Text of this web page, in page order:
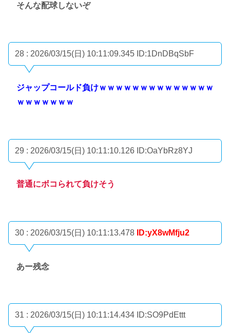
そんな配球しないぞ
28 : 2026/03/15(日) 10:11:09.345 ID:1DnDBqSbF
ジャップコールド負けｗｗｗｗｗｗｗｗｗｗｗｗｗｗ
ｗｗｗｗｗｗｗ
29 : 2026/03/15(日) 10:11:10.126 ID:OaYbRz8YJ
普通にボコられて負けそう
30 : 2026/03/15(日) 10:11:13.478 ID:yX8wMfju2
あー残念
31 : 2026/03/15(日) 10:11:14.434 ID:SO9PdEttt